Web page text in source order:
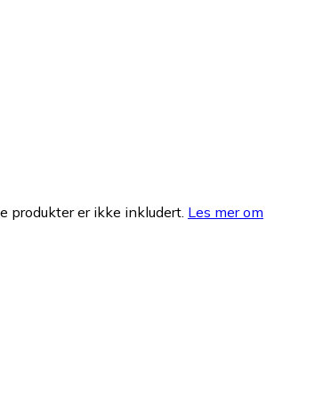
produkter er ikke inkludert. Les mer om